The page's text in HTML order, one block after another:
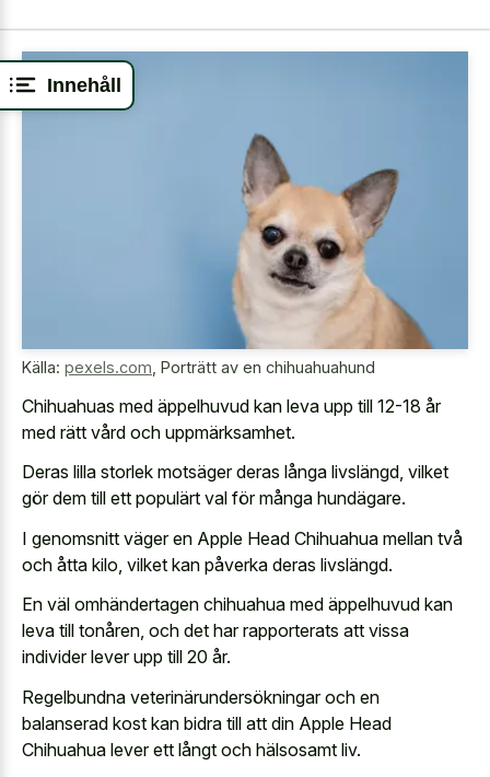
Innehåll
Källa: pexels.com Porträtt av en chihuahuahund
Chihuahuas med äppelhuvud kan leva upp till 12-18 år
med rätt vård och uppmärksamhet.
Deras lilla storlek motsäger deras långa livslängd, vilket
gör dem till ett populärt val för många hundägare.
I genomsnitt väger en Apple Head Chihuahua mellan två
och åtta kilo, vilket kan påverka deras livslängd.
En väl omhändertagen chihuahua med äppelhuvud kan
leva till tonåren, och det har rapporterats att vissa
individer lever upp till 20 år.
Regelbundna veterinärundersökningar och en
balanserad kost kan bidra till att din Apple Head
Chihuahua lever ett långt och hälsosamt liv.